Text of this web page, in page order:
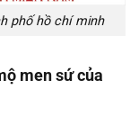
phố hồ chí minh
men sứ của